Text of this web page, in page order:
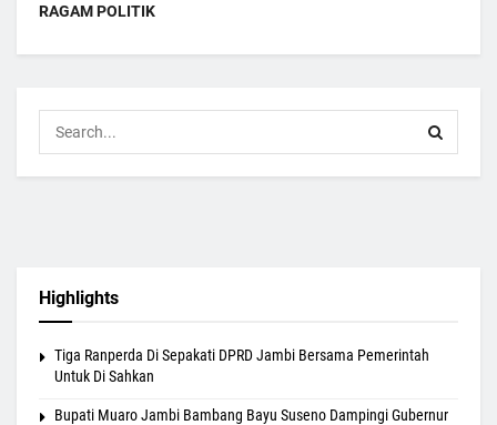
RAGAM POLITIK
Highlights
Tiga Ranperda Di Sepakati DPRD Jambi Bersama Pemerintah
Untuk Di Sahkan
Bupati Muaro Jambi Bambang Bayu Suseno Dampingi Gubernur